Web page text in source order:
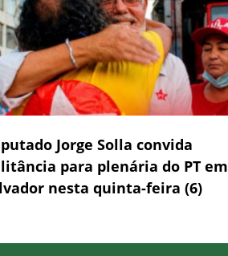
Jorge Solla convida
para plenária do PT em
nesta quinta-feira (6)